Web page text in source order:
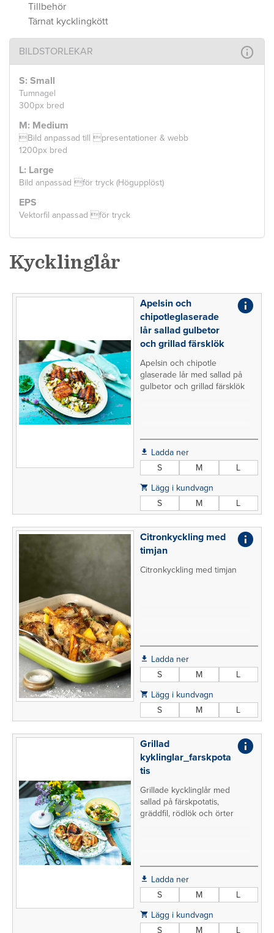
Tillbehör
Tärnat kycklingkött
BILDSTORLEKAR
S: Small
Tumnagel
300px bred
M: Medium
Bild anpassad till presentationer & webb
1200px bred
L: Large
Bild anpassad för tryck (Högupplöst)
EPS
Vektorfil anpassad för tryck
Kycklinglår
Apelsin och
chipotleglaserade
lår sallad gulbetor
och grillad färsklök
Apelsin och chipotle
glaserade lår med sallad på
gulbetor och grillad färsklök
Ladda ner
S
M
L
Lägg i kundvagn
S
M L
Citronkyckling med
timjan
Citronkyckling med timjan
Ladda ner
S
M
L
Lägg i kundvagn
S
M L
Grillad
kyklinglar_farskpota
tis
Grillade kycklinglår med
sallad på färskpotatis,
gräddfil, rödlök och örter
Ladda ner
S
M
L
Lägg i kundvagn
S
M L